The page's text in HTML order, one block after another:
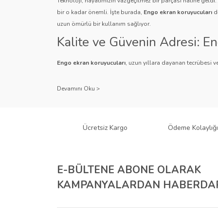
bir o kadar önemli. İşte burada, Engo ekran koruyucuları
uzun ömürlü bir kullanım sağlıyor.
Kalite ve Güvenin Adresi:
Engo ekran koruyucuları, uzun yıllara dayanan tecrübesi
Çeşitlilik ve Uyum: Engo
gibi çeşitli türlerle Engo, cihazlarınız için mükemmel
Engo ekran koruyucuları, cihazlarınızı çizilmelere ve
ihtiyacı olan kullanıcılar için anti-spy özellikli ürünleri ile
Kurumsal Çözümler İçin
Ücretsiz Kargo Ödeme Kolaylığı
E-BÜLTENE ABONE OLARAK
KAMPANYALARDAN